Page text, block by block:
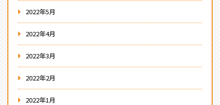
2022年5月
2022年4月
2022年3月
2022年2月
2022年1月